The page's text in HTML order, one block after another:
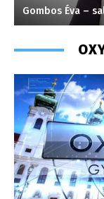
Gombos Éva –